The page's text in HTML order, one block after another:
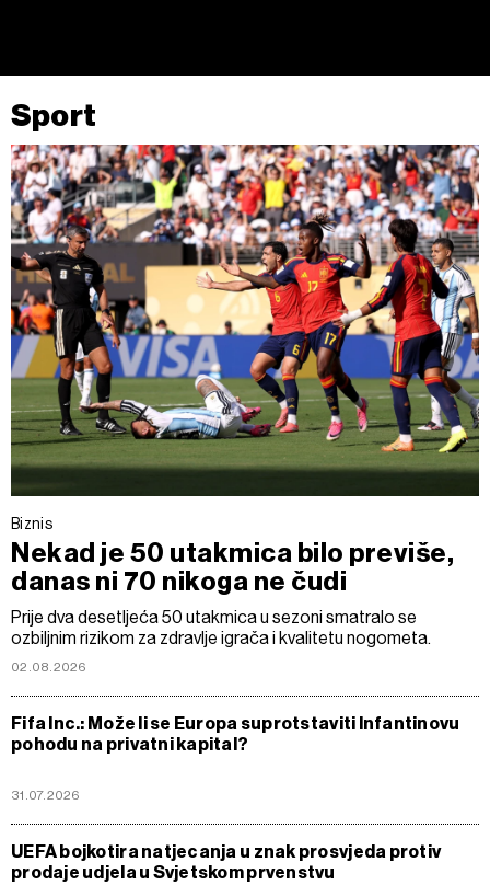
Sport
Biznis
Nekad je 50 utakmica bilo previše,
danas ni 70 nikoga ne čudi
Prije dva desetljeća 50 utakmica u sezoni smatralo se
ozbiljnim rizikom za zdravlje igrača i kvalitetu nogometa.
02.08.2026
Fifa Inc.: Može li se Europa suprotstaviti Infantinovu
pohodu na privatni kapital?
31.07.2026
UEFA bojkotira natjecanja u znak prosvjeda protiv
prodaje udjela u Svjetskom prvenstvu